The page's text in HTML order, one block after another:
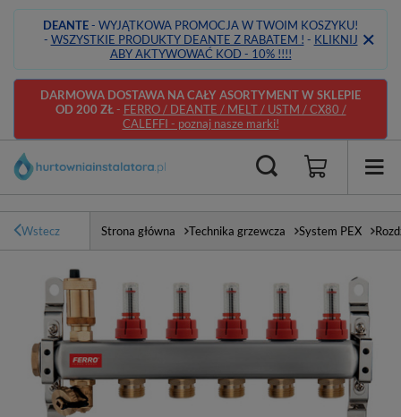
DEANTE- WYJĄTKOWA PROMOCJA W TWOIM KOSZYKU!
- WSZYSTKIE PRODUKTY DEANTE Z RABATEM ! - KLIKNIJ
ABY AKTYWOWAĆ KOD - 10% !!!!
DARMOWA DOSTAWA NA CAŁY ASORTYMENT W SKLEPIE
OD 200 ZŁ- FERRO / DEANTE / MELT / USTM / CX80 /
CALEFFI - poznaj nasze marki!
Wstecz Strona główna Technika grzewcza System PEX